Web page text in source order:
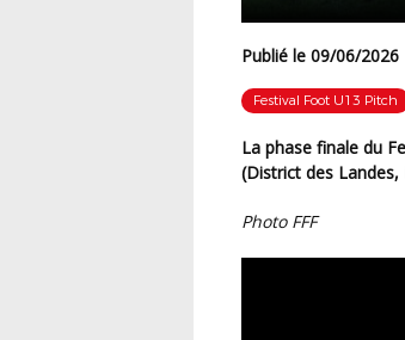
Publié le 09/06/2026
Festival Foot U13 Pitch
La phase finale du Festival Foot U13 Pitch 2025 se déroulait les 5, 6 et 7 juin à Capbreton
(District des Landes,
Photo FFF